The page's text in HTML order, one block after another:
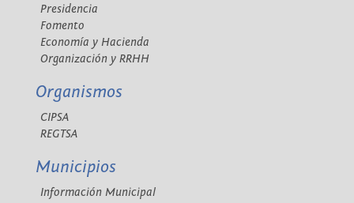
Presidencia
Fomento
Economía y Hacienda
Organización y RRHH
Organismos
CIPSA
REGTSA
Municipios
Información Municipal